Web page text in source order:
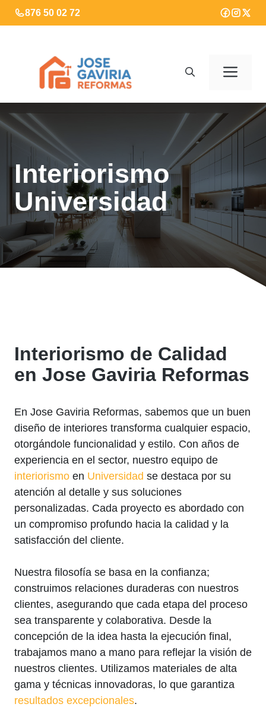
Saltar
al
876 50 02 72
Interiorismo
Universidad
Interiorismo de Calidad
en Jose Gaviria Reformas
En Jose Gaviria Reformas, sabemos que un buen
diseño de interiores transforma cualquier espacio,
otorgándole funcionalidad y estilo. Con años de
experiencia en el sector, nuestro equipo de
interiorismo en Universidad se destaca por su
atención al detalle y sus soluciones
personalizadas. Cada proyecto es abordado con
un compromiso profundo hacia la calidad y la
satisfacción del cliente.
Nuestra filosofía se basa en la confianza;
construimos relaciones duraderas con nuestros
clientes, asegurando que cada etapa del proceso
sea transparente y colaborativa. Desde la
concepción de la idea hasta la ejecución final,
trabajamos mano a mano para reflejar la visión de
nuestros clientes. Utilizamos materiales de alta
gama y técnicas innovadoras, lo que garantiza
resultados excepcionales.